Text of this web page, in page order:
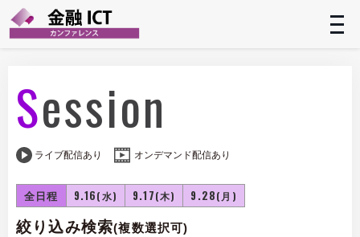
Session
全日程 9.16(水) 9.17(木) 9.28(月)
ライブ配信あり オンデマンド配信あり
絞り込み検索(複数選択可)